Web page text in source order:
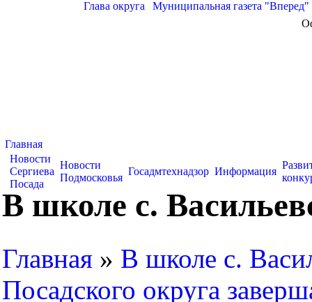
Глава округа Муниципальная газета "Вперед"
Главная
Новости
Сергиева
Посада
Новости
Подмосковья
Госадмтехнадзор Информация
В школе с.
Главная » В школе с.
Посадского округа